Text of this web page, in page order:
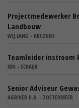
Projectmedewerker
Landbouw
WIJ.LAND - ABCOUDE
Teamleider instroom
IBN - SCHAIJK
Senior Adviseur
AGRIVER U.A. - ZOETERMEER